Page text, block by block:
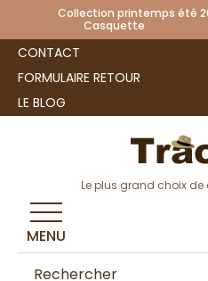
Collection printemps
Casquette
CONTACT
FORMULAIRE RETOUR
LE BLOG
Le plus grand choix
MENU